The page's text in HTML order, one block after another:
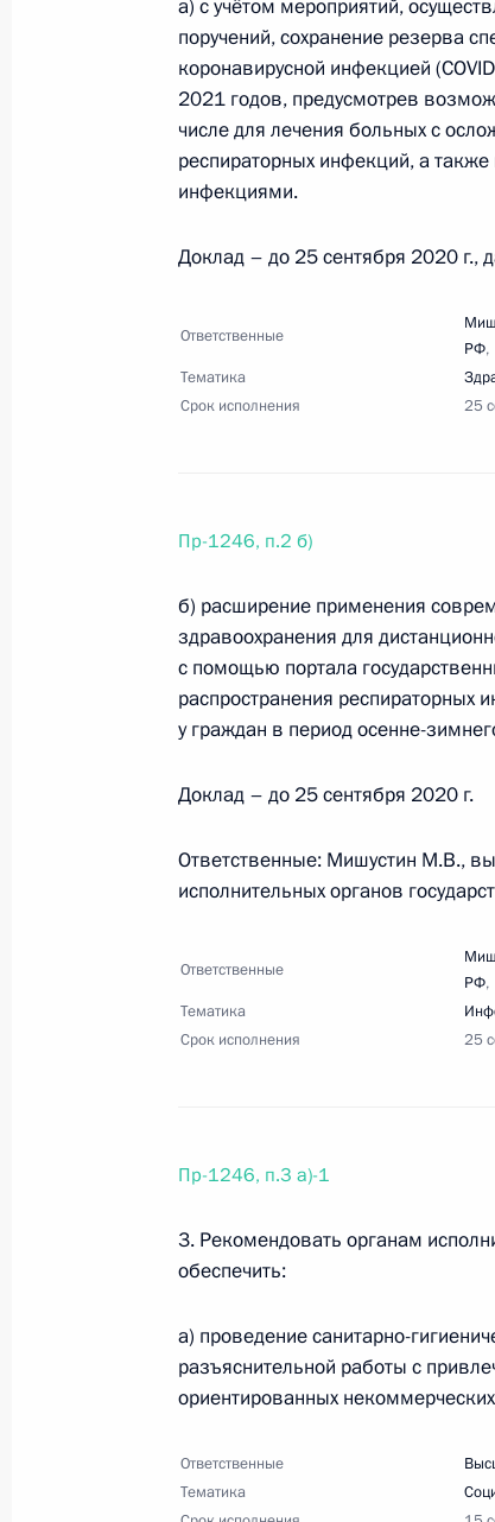
8 июля 2020 года, среда
Перечень поручений по
8 июля 2020 года, 17:30 16 поручений
Перечень поручений по
организаций,
животных
Перечень поручений по
3 июля 2020 года, 19:00 12 поручений
24 июня 2020 года, среда
Перечень поручений по итогам
в условиях распространения
10 июня 2020 года, 19:00 13
в регионах
7 июня 2020 года, 18:00
Перечень поручений по
7 июня 2020 года, 17:00 15 поручений
а) с учётом мероприятий,
поручений, сохранение резерва
коронавирусной инфекцией
2021 годов, предусмотрев
числе для лечения больных с
респираторных инфекций, а
инфекциями.
Доклад – до 25 сентября 2020 г.,
Ответственные
РФ,
Тематика
Срок исполнения
25
Пр-1246, п.2 б)
б) расширение применения
здравоохранения для
с помощью портала
распространения
у граждан в период осенне-
Доклад – до 25 сентября 2020 г.
Ответственные: Мишустин М.В.,
исполнительных органов
Ответственные
РФ,
Тематика
Срок исполнения
25
Пр-1246, п.3 а)-1
3. Рекомендовать органам
обеспечить:
а) проведение санитарно-
разъяснительной работы с
ориентированных
Ответственные
Тематика